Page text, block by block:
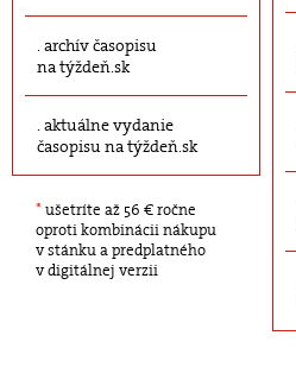
archív časopisu
na týždeň.sk
aktuálne vydanie
časopisu na týždeň.sk
* ušetríte až 56 € ročne
oproti kombinácii nákupu
v stánku a predplatného
v digitálnej verzii